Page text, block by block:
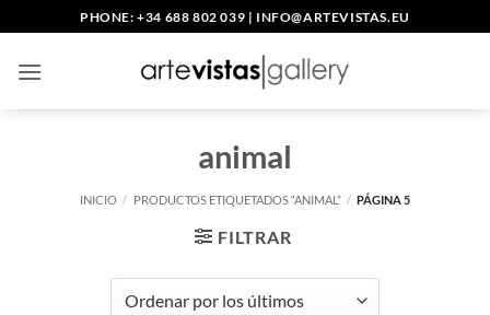
al
contenido
PHONE: +34 688 802 039 | INFO@ARTEVISTAS.EU
animal
INICIO / PRODUCTOS ETIQUETADOS “ANIMAL” / PÁGINA 5
FILTRAR